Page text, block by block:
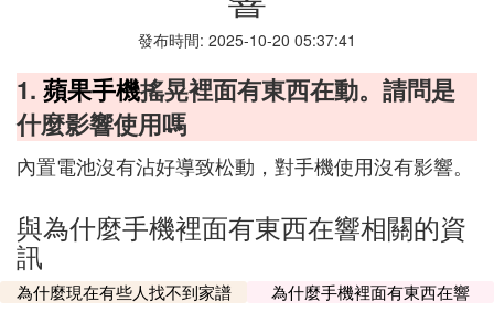
發布時間: 2025-10-20 05:37:41
1. 蘋果手機搖晃裡面有東西在動。請問是
什麼影響使用嗎
內置電池沒有沾好導致松動，對手機使用沒有影響。
與為什麼手機裡面有東西在響相關的資
訊
為什麼現在有些人找不到家譜
為什麼手機裡面有東西在響